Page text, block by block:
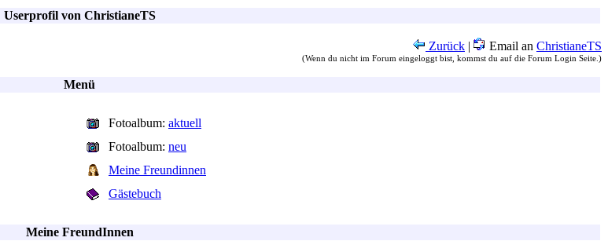
Userprofil von ChristianeTS
Zurück | Email an ChristianeTS
(Wenn du nicht im Forum eingeloggt bist, kommst du auf die Forum Login Seite.)
Menü
Fotoalbum: aktuell
Fotoalbum: neu
Meine Freundinnen
Gästebuch
Meine FreundInnen